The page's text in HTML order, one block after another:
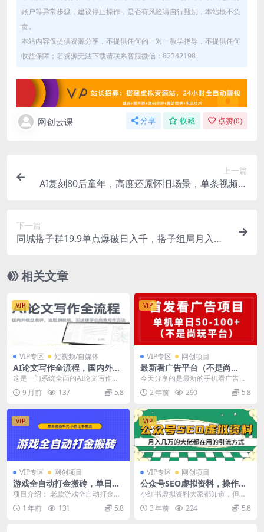
账户等异常步骤，建议停止操作，是否有风险请自行甄别，本站概不负
责。
本站内容仅提供资源分享，不提供任何的一对一教学指导，不提供任何
收益保障；若资源无法下载请联系客服微信：82342198
网创云课 分享 收藏 点赞(0)
上一篇
AI复刻80后童年，高度还原怀旧场景，单条视频收
下一篇
同城搭子群19.9单点爆破日入千，搭子组局月入
相关文章
VIP
VIP专区 短视频/自媒体
AI论文写作全流程，国内外模
型测评，选题到投稿，实操课
学高效写作方法
这是一门系统全面的AI论文写作实
战课程，从国内外主流AI大模型测
评入手，逐步讲解...
9 月前 137 5.8
VIP
VIP专区 网创项目
最新看广告平台（不是尚
玩），单机一天稳定收益50-1
00+
今天分享的是最新的手机看广告平
台，不是尚玩和玩赚平台！ 项目原
理就是我们在平台看...
2 年前 290 5.8
VIP
VIP专区 网创项目
游戏全自动打金搬砖，单日收
益千元，小白上手就会
项目介绍： 老款游戏全自动打金搬
砖，单号一天收益100-200元左
右，多号操作每...
1 年前 131 5.8
VIP
VIP专区 网创项目
公众号SEO虚拟资料，操作简
单，日入500 ，可批量操作
【揭秘】
小红书虚拟资料大家都知道，但是
公众号虚拟资料估计很多老师都不
愿意说，因为这个可以...
3 年前 224 5.8